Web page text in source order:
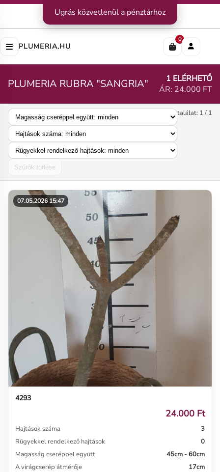
Kapcsolat|Szállítás|Fizetési módok
PLUMERIA.HU
0
PLUMERIA RUBRA "SANGRIA"
1 ELÉRHETŐ
ÁR: 24.000 FT
Szűrők törlése
találat: 1 / 1
07.05.2026 15:47
4293
24.000 Ft
Hajtások száma
3
Rügyekkel rendelkező hajtások
0
Magasság cseréppel együtt
45cm - 60cm
A virágcserép átmérője
17cm
Ugrás közvetlenül a pénztárhoz